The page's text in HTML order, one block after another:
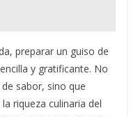
preparar un guiso de
y gratificante. No
sabor, sino que
riqueza culinaria del